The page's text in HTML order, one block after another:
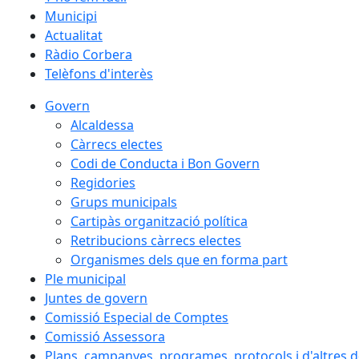
Municipi
Actualitat
Ràdio Corbera
Telèfons d'interès
Govern
Alcaldessa
Càrrecs electes
Codi de Conducta i Bon Govern
Regidories
Grups municipals
Cartipàs organització política
Retribucions càrrecs electes
Organismes dels que en forma part
Ple municipal
Juntes de govern
Comissió Especial de Comptes
Comissió Assessora